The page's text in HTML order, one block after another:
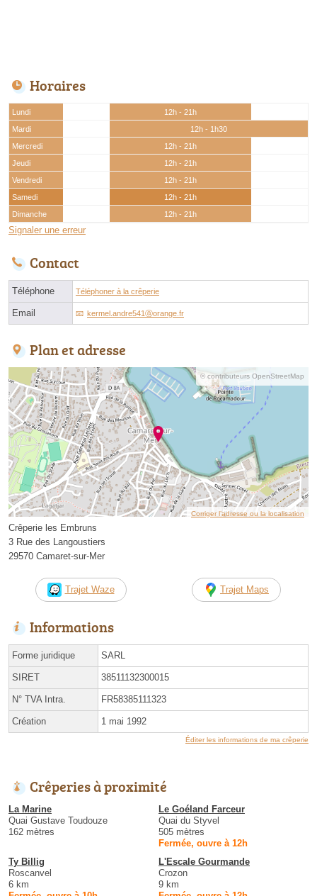
Horaires
Lundi
12h - 21h
Mardi
12h - 1h30
Mercredi
12h - 21h
Jeudi
12h - 21h
Vendredi
12h - 21h
Samedi
12h - 21h
Dimanche
12h - 21h
Signaler une erreur
Contact
Téléphone Téléphoner à la crêperie
Email kermel.andre541ⓐorange.fr
Plan et adresse
© contributeurs OpenStreetMap
Corriger l’adresse ou la localisation
Crêperie les Embruns
3 Rue des Langoustiers
29570 Camaret-sur-Mer
Trajet Waze Trajet Maps
Informations
Forme juridique SARL
SIRET 38511132300015
N° TVA Intra. FR58385111323
Création 1 mai 1992
Éditer les informations de ma crêperie
Crêperies à proximité
La Marine
Quai Gustave Toudouze
162 mètres
Le Goéland Farceur
Quai du Styvel
505 mètres
Fermée, ouvre à 12h
Ty Billig
Roscanvel
6 km
L'Escale Gourmande
Crozon
9 km